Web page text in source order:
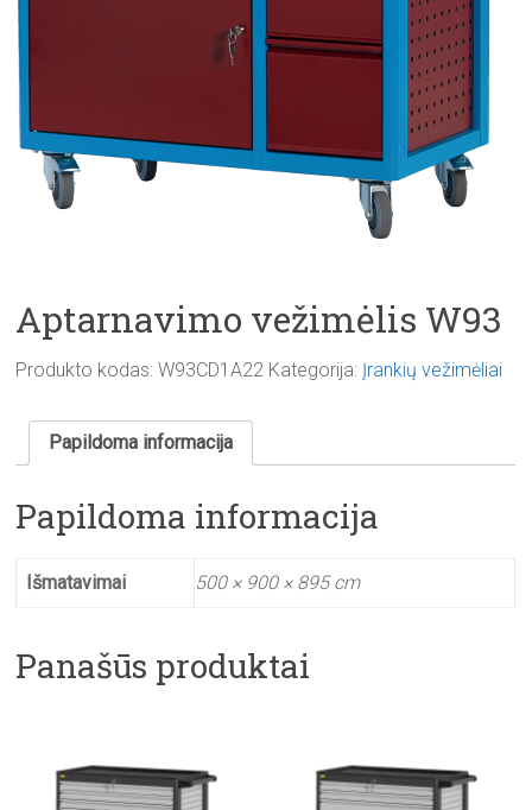
Aptarnavimo vežimėlis W93
Produkto kodas:W93CD1A22 Kategorija: Įrankių vežimėliai
Papildoma informacija
Papildoma informacija
Išmatavimai 500 × 900 × 895 cm
Panašūs produktai